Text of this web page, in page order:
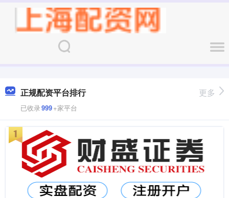
正规配资平台排行
已收录999+家平台
更多